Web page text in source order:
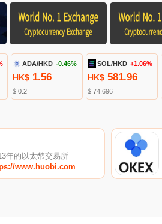
ADA/HKD -0.46%
HK$1.56
$ 0.2
SOL/HKD +1.06%
HK$ 581.96
$ 74.696
年的以太幣交易所
www.huobi.com